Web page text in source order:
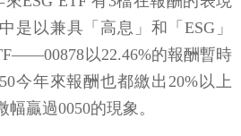
是以兼具「高息」和「ESG」
以22.46%的報酬暫時
今年來報酬也都繳出20%以上
贏過0050的現象。